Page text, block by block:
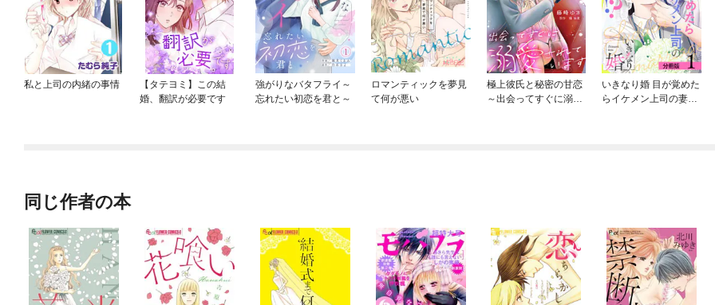
私と上司の内緒の事情
【タテヨミ】この結
婚、翻訳が必要です
強がりなバタフライ～
忘れたい初恋を君と～
ロマンティックを夢見
て何が悪い
極上彼氏と秘密の甘恋
～出会ってすぐに溺愛
いきなり婚 目が覚めた
らイケメン上司の妻だ
同じ作者の本